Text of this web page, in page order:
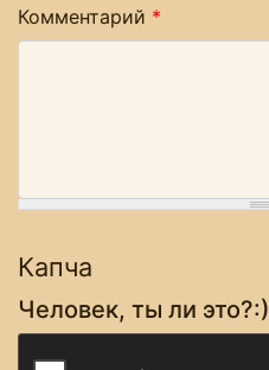
Комментарий *
Капча
Человек, ты ли это?:)